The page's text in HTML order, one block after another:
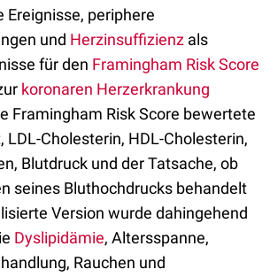
Ereignisse, periphere
und Herzinsuffizienz als
für den Framingham Risk Score
koronaren Herzerkrankung
Framingham Risk Score bewertete
LDL-Cholesterin, HDL-Cholesterin,
Blutdruck und der Tatsache, ob
seines Bluthochdrucks behandelt
Version wurde dahingehend
Dyslipidämie, Altersspanne,
Rauchen und